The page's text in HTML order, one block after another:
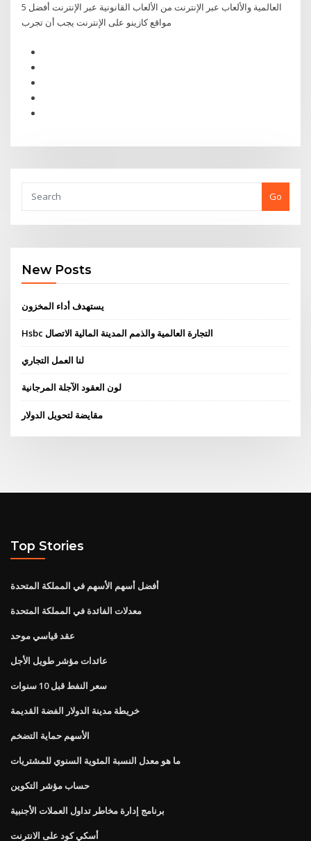
العالمية والألعاب عبر الإنترنت من الألعاب القانونية عبر الإنترنت أفضل 5
مواقع كازينو على الإنترنت يجب أن تجرب
Go
New Posts
يستهدف أداء المخزون
Hsbc التجارة العالمية والذمم المدينة المالية الاتصال
لنا العمل التجاري
لون العقود الآجلة المرجانية
مقايضة لتحويل الدولار
Top Stories
أفضل أسهم الأسهم في المملكة المتحدة
معدلات الفائدة في المملكة المتحدة
عقد قياسي موحد
عائدات مؤشر طويل الأجل
سعر النفط قبل 10 سنوات
خريطة مدينة الدولار الفضة القديمة
الأسهم حماية التضخم
ما هو معدل النسبة المئوية السنوي للمشتريات
حساب مؤشر التكوين
برنامج إدارة مخاطر تداول العملات الأجنبية
أسكي كود على الانترنت